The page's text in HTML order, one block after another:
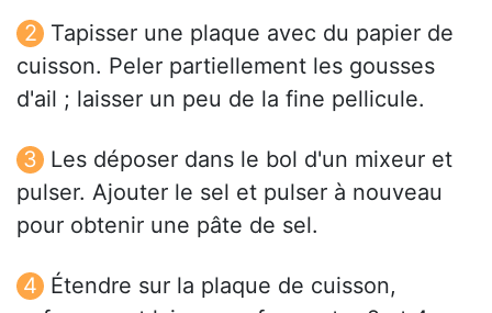
Tapisser une plaque avec du papier de
cuisson. Peler partiellement les gousses
d'ail ; laisser un peu de la fine pellicule.
Les déposer dans le bol d'un mixeur et
pulser. Ajouter le sel et pulser à nouveau
pour obtenir une pâte de sel.
Étendre sur la plaque de cuisson,